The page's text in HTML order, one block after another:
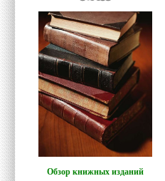
Обзор книжных изданий